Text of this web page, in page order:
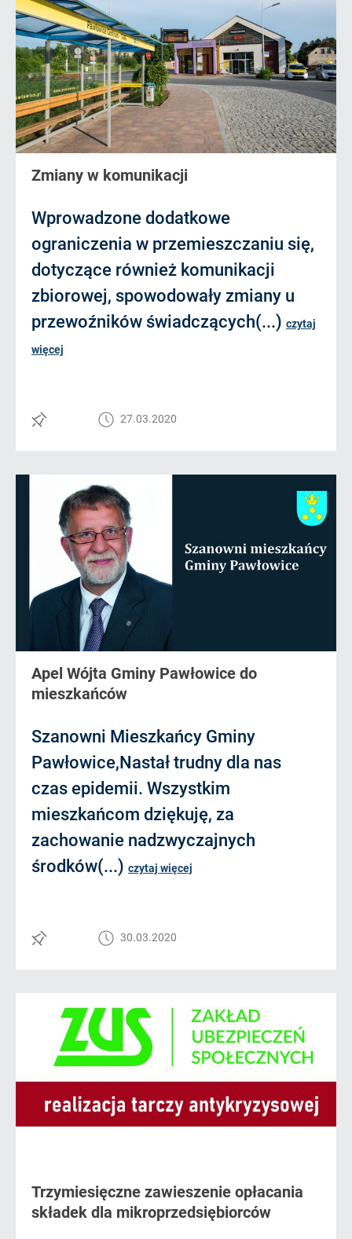
Zmiany w komunikacji
Wprowadzone dodatkowe
ograniczenia w przemieszczaniu się,
dotyczące również komunikacji
zbiorowej, spowodowały zmiany u
przewoźników świadczących(...) czytaj
więcej
27.03.2020
Apel Wójta Gminy Pawłowice do
mieszkańców
Szanowni Mieszkańcy Gminy
Pawłowice,Nastał trudny dla nas
czas epidemii. Wszystkim
mieszkańcom dziękuję, za
zachowanie nadzwyczajnych
środków(...) czytaj więcej
30.03.2020
Trzymiesięczne zawieszenie opłacania
składek dla mikroprzedsiębiorców